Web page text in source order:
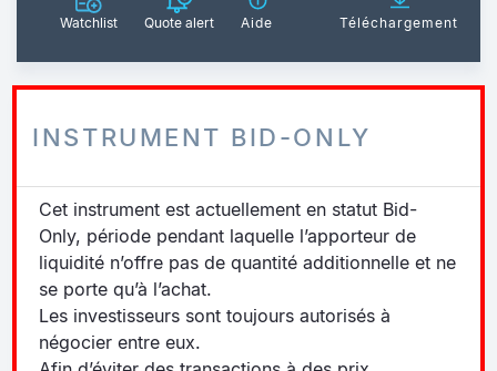
Watchlist Quote alert Aide Téléchargement
INSTRUMENT BID-ONLY
Cet instrument est actuellement en statut Bid-
Only, période pendant laquelle l’apporteur de
liquidité n’offre pas de quantité additionnelle et ne
se porte qu’à l’achat.
Les investisseurs sont toujours autorisés à
négocier entre eux.